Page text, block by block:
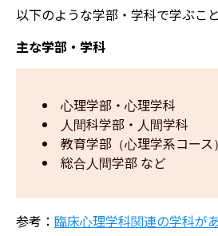
以下のような学部・学科で学ぶこ
主な学部・学科
心理学部・心理学科
人間科学部・人間学科
教育学部（心理学系コース）
総合人間学部 など
参考： 臨床心理学科関連の学科が